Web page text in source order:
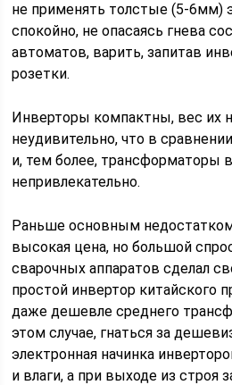
не применять толстые (5-6мм)
спокойно, не опасаясь гнева
автоматов, варить, запитав
розетки.
Инверторы компактны, вес их
неудивительно, что в
и, тем более, трансформаторы
непривлекательно.
Раньше основным
высокая цена, но большой
сварочных аппаратов сделал
простой инвертор китайского
даже дешевле среднего
этом случае, гнаться за
электронная начинка
и влаги, а при выходе из строя